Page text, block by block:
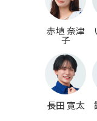
赤埴 奈津
子
長田 寛太